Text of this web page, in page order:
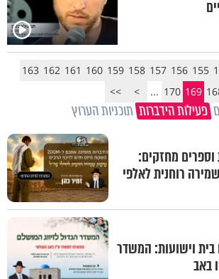
155
156
157
158
159
160
161
162
163
169
170
...
>
>>
פעילות הידברות תוכניות הערוץ
וספרים מחזקים:
רוחנית לאלפי
בית וישועות: המשדר
באב